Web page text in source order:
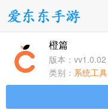
手游分类
卡牌回合
橙篇
版本：vv1.0.02
类别： 系统工具